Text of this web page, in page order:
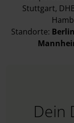
Stuttgart,
Standorte:
Dein